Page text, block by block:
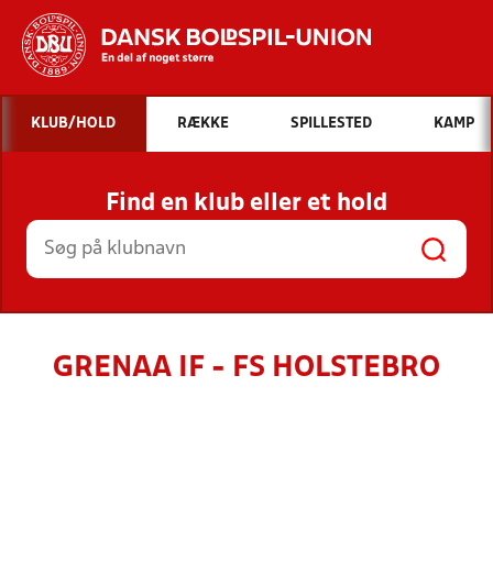
Hvad vil du søge efter?
INDHOLD OG NYHEDER
STILLINGER, RESULTATER, KLUBBER OG
HOLD
KLUB/HOLD RÆKKE SPILLESTED KAMP
Find en klub eller et hold
GRENAA IF - FS HOLSTEBRO